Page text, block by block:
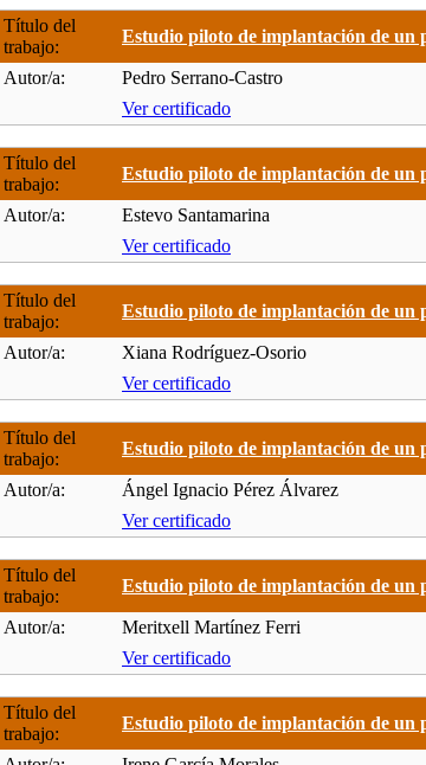
Título del
trabajo:
Estudio piloto de implantación de un
Autor/a:
Pedro Serrano-Castro
Ver certificado
Título del
trabajo:
Estudio piloto de implantación de un
Autor/a:
Estevo Santamarina
Ver certificado
Título del
trabajo:
Estudio piloto de implantación de un
Autor/a:
Xiana Rodríguez-Osorio
Ver certificado
Título del
trabajo:
Estudio piloto de implantación de un
Autor/a:
Ángel Ignacio Pérez Álvarez
Ver certificado
Título del
trabajo:
Estudio piloto de implantación de un
Autor/a:
Meritxell Martínez Ferri
Ver certificado
Título del
trabajo:
Estudio piloto de implantación de un